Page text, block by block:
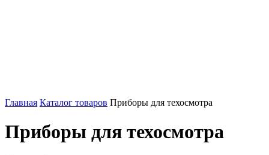
Главная Каталог товаров Приборы для техосмотра
Приборы для техосмотра